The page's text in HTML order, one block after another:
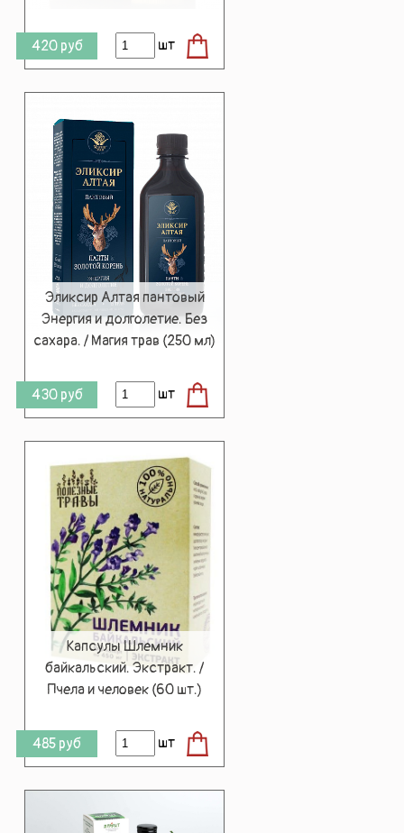
420 руб шт
Эликсир Алтая пантовый
Энергия и долголетие. Без
сахара. / Магия трав (250 мл)
430 руб шт
Капсулы Шлемник
байкальский. Экстракт. /
Пчела и человек (60 шт.)
485 руб шт